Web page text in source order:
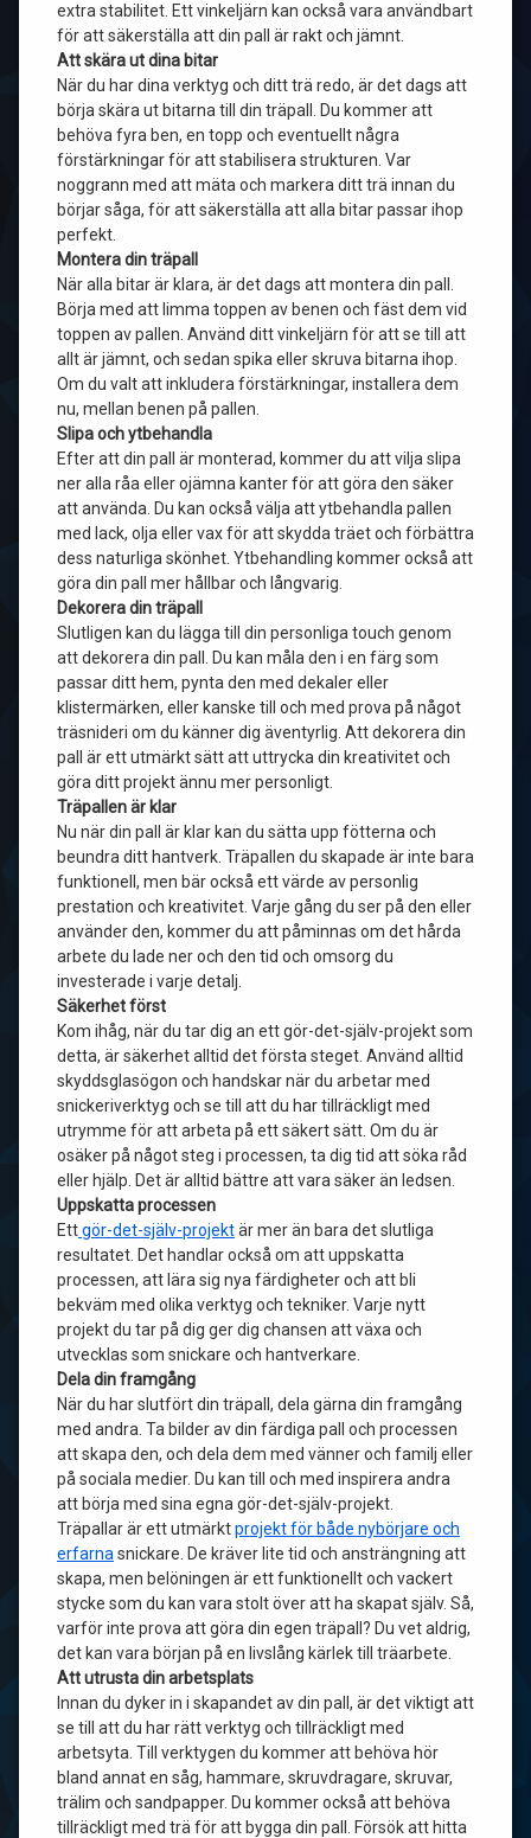
extra stabilitet. Ett vinkeljärn kan också vara användbart
för att säkerställa att din pall är rakt och jämnt.
Att skära ut dina bitar
När du har dina verktyg och ditt trä redo, är det dags att
börja skära ut bitarna till din träpall. Du kommer att
behöva fyra ben, en topp och eventuellt några
förstärkningar för att stabilisera strukturen. Var
noggrann med att mäta och markera ditt trä innan du
börjar såga, för att säkerställa att alla bitar passar ihop
perfekt.
Montera din träpall
När alla bitar är klara, är det dags att montera din pall.
Börja med att limma toppen av benen och fäst dem vid
toppen av pallen. Använd ditt vinkeljärn för att se till att
allt är jämnt, och sedan spika eller skruva bitarna ihop.
Om du valt att inkludera förstärkningar, installera dem
nu, mellan benen på pallen.
Slipa och ytbehandla
Efter att din pall är monterad, kommer du att vilja slipa
ner alla råa eller ojämna kanter för att göra den säker
att använda. Du kan också välja att ytbehandla pallen
med lack, olja eller vax för att skydda träet och förbättra
dess naturliga skönhet. Ytbehandling kommer också att
göra din pall mer hållbar och långvarig.
Dekorera din träpall
Slutligen kan du lägga till din personliga touch genom
att dekorera din pall. Du kan måla den i en färg som
passar ditt hem, pynta den med dekaler eller
klistermärken, eller kanske till och med prova på något
träsnideri om du känner dig äventyrlig. Att dekorera din
pall är ett utmärkt sätt att uttrycka din kreativitet och
göra ditt projekt ännu mer personligt.
Träpallen är klar
Nu när din pall är klar kan du sätta upp fötterna och
beundra ditt hantverk. Träpallen du skapade är inte bara
funktionell, men bär också ett värde av personlig
prestation och kreativitet. Varje gång du ser på den eller
använder den, kommer du att påminnas om det hårda
arbete du lade ner och den tid och omsorg du
investerade i varje detalj.
Säkerhet först
Kom ihåg, när du tar dig an ett gör-det-själv-projekt som
detta, är säkerhet alltid det första steget. Använd alltid
skyddsglasögon och handskar när du arbetar med
snickeriverktyg och se till att du har tillräckligt med
utrymme för att arbeta på ett säkert sätt. Om du är
osäker på något steg i processen, ta dig tid att söka råd
eller hjälp. Det är alltid bättre att vara säker än ledsen.
Uppskatta processen
Ettgör-det-själv-projektär mer än bara det slutliga
resultatet. Det handlar också om att uppskatta
processen, att lära sig nya färdigheter och att bli
bekväm med olika verktyg och tekniker. Varje nytt
projekt du tar på dig ger dig chansen att växa och
utvecklas som snickare och hantverkare.
Dela din framgång
När du har slutfört din träpall, dela gärna din framgång
med andra. Ta bilder av din färdiga pall och processen
att skapa den, och dela dem med vänner och familj eller
på sociala medier. Du kan till och med inspirera andra
att börja med sina egna gör-det-själv-projekt.
Träpallar är ett utmärktprojekt för både nybörjare och
erfarna snickare. De kräver lite tid och ansträngning att
skapa, men belöningen är ett funktionellt och vackert
stycke som du kan vara stolt över att ha skapat själv. Så,
varför inte prova att göra din egen träpall? Du vet aldrig,
det kan vara början på en livslång kärlek till träarbete.
Att utrusta din arbetsplats
Innan du dyker in i skapandet av din pall, är det viktigt att
se till att du har rätt verktyg och tillräckligt med
arbetsyta. Till verktygen du kommer att behöva hör
bland annat en såg, hammare, skruvdragare, skruvar,
trälim och sandpapper. Du kommer också att behöva
tillräckligt med trä för att bygga din pall. Försök att hitta